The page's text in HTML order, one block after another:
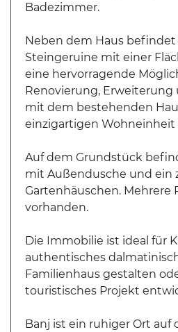
Badezimmer.
Neben dem Haus befindet
Steingeruine mit einer
eine hervorragende
Renovierung,
mit dem bestehenden
einzigartigen Wohneinheit
Auf dem Grundstück
mit Außendusche und ein
Gartenhäuschen. Mehrere
vorhanden.
Die Immobilie ist ideal für
authentisches
Familienhaus gestalten
touristisches Projekt
Banj ist ein ruhiger Ort auf